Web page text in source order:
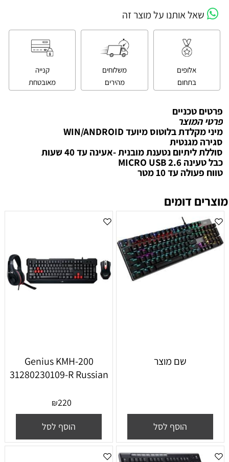
שאל אותנו על מוצר זה
אלופים
בתחום
משלוחים
מהירים
קנייה
מאובטחת
פרטים טכניים
פרטי המוצר
מיני מקלדת בלוטוס מיועד WIN/ANDROID
סגירה מגנטית
סוללת ליתיום נטענת מובנית -אעינה עד 40 שעות
כבל טעינה MICRO USB 2.6
טווח פעולה עד 10 מטר
מוצרים דומים
שם מוצר
הוסף לסל
Genius KMH-200
31280230109-R Russian
₪220
הוסף לסל